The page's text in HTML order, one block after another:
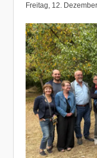
Freitag, 12.